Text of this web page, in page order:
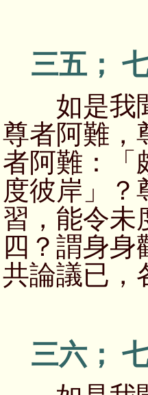
三五；
如是我聞
尊者阿難，
者阿難：「
度彼岸」？
習，能令未
四？謂身
共論議已，
三六；